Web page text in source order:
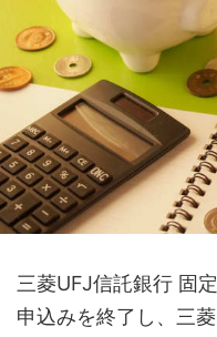
三菱UFJ信託銀行 固
申込みを終了し、三